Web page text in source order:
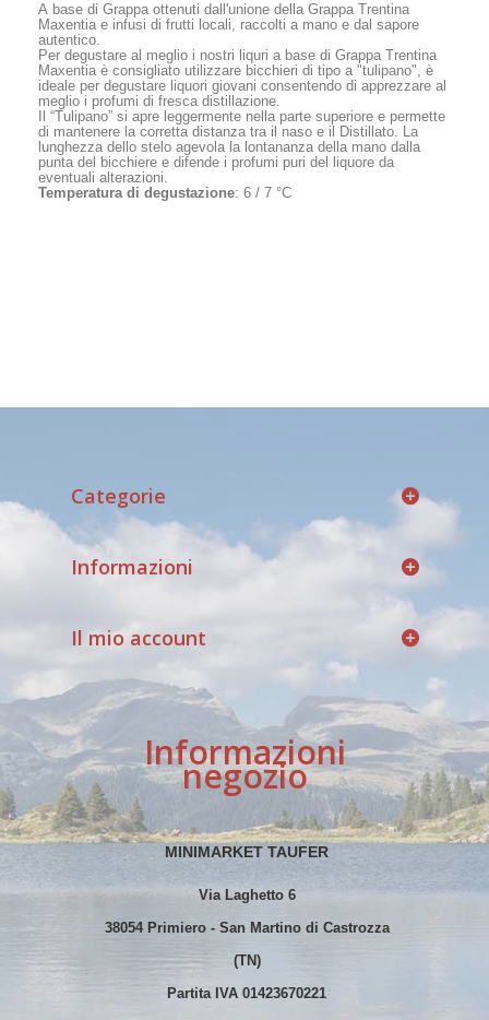
A base di Grappa ottenuti dall'unione della Grappa Trentina
Maxentia e infusi di frutti locali, raccolti a mano e dal sapore
autentico.
Per degustare al meglio i nostri liquri a base di Grappa Trentina
Maxentia è consigliato utilizzare bicchieri di tipo a "tulipano", è
ideale per degustare liquori giovani consentendo di apprezzare al
meglio i profumi di fresca distillazione.
Il “Tulipano” si apre leggermente nella parte superiore e permette
di mantenere la corretta distanza tra il naso e il Distillato. La
lunghezza dello stelo agevola la lontananza della mano dalla
punta del bicchiere e difende i profumi puri del liquore da
eventuali alterazioni.
Temperatura di degustazione: 6 / 7 °C
Categorie
Informazioni
Il mio account
Informazioni
negozio
MINIMARKET TAUFER
Via Laghetto 6
38054 Primiero - San Martino di Castrozza
(TN)
Partita IVA 01423670221